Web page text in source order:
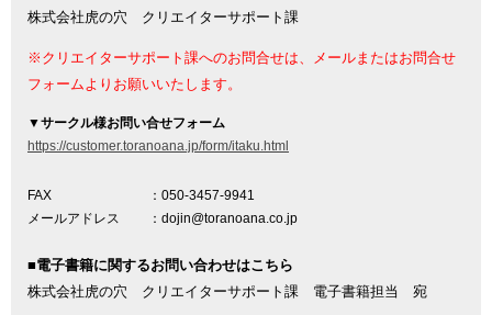
株式会社虎の穴 クリエイターサポート課
※クリエイターサポート課へのお問合せは、メールまたはお問合せ
フォームよりお願いいたします。
▼サークル様お問い合せフォーム
https://customer.toranoana.jp/form/itaku.html
FAX
：050-3457-9941
メールアドレス
：dojin@toranoana.co.jp
■電子書籍に関するお問い合わせはこちら
株式会社虎の穴 クリエイターサポート課 電子書籍担当 宛